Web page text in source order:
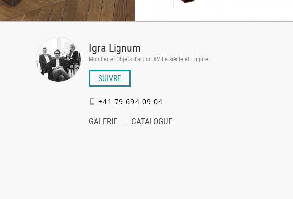
Igra Lignum
Mobilier et Objets d'art du XVIIIe siècle et Empire
SUIVRE
+41 79 694 09 04
GALERIE CATALOGUE